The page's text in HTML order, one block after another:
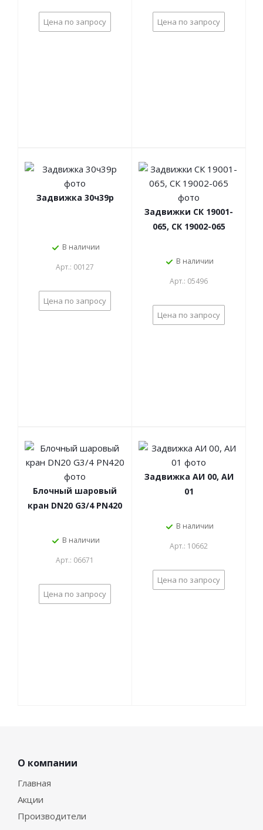
Цена по запросу Цена по запросу
Задвижка 30ч39р
В наличии
Арт.: 00127
Цена по запросу
Задвижки СК 19001-
065, СК 19002-065
В наличии
Арт.: 05496
Цена по запросу
Блочный шаровый
кран DN20 G3/4 PN420
В наличии
Арт.: 06671
Цена по запросу
Задвижка АИ 00, АИ
01
В наличии
Арт.: 10662
Цена по запросу
О компании
Главная
Акции
Производители